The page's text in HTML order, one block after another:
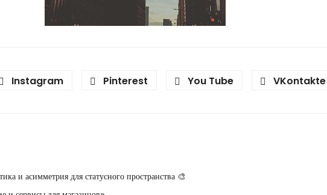
Instagram Pinterest You Tube VKontakte
и асимметрия для статусного пространства 🎨